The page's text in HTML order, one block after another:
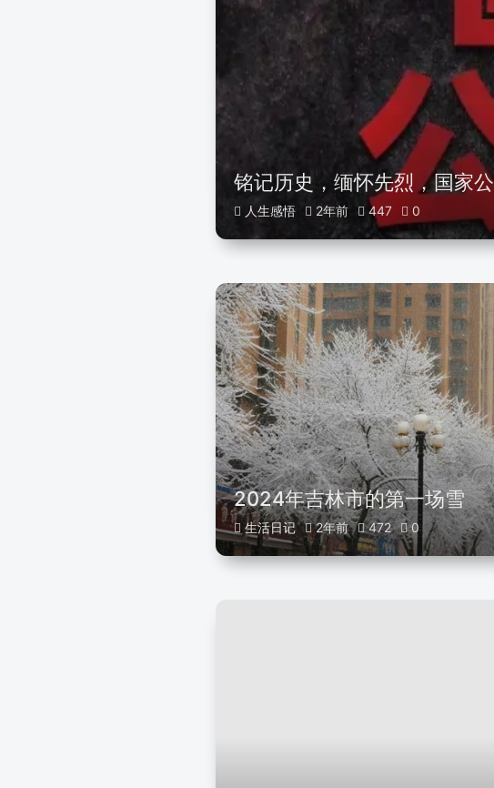
铭记历史，缅怀先烈，国家
人生感悟 2年前 447 0
2024年吉林市的第一场雪
生活日记 2年前 472 0